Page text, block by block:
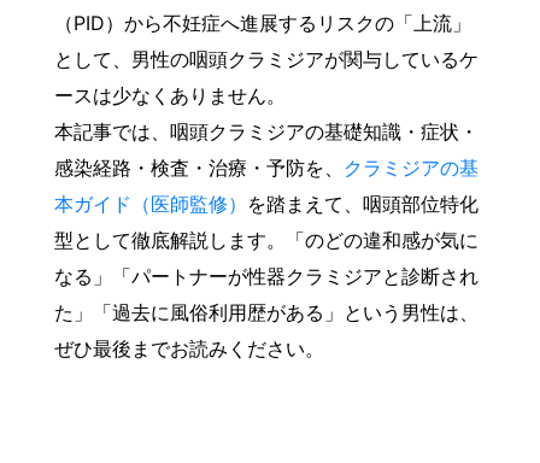
（PID）から不妊症へ進展するリスクの「上流」
として、男性の咽頭クラミジアが関与しているケ
ースは少なくありません。
本記事では、咽頭クラミジアの基礎知識・症状・
感染経路・検査・治療・予防を、 クラミジアの基
本ガイド（医師監修） を踏まえて、咽頭部位特化
型として徹底解説します。「のどの違和感が気に
なる」「パートナーが性器クラミジアと診断され
た」「過去に風俗利用歴がある」という男性は、
ぜひ最後までお読みください。